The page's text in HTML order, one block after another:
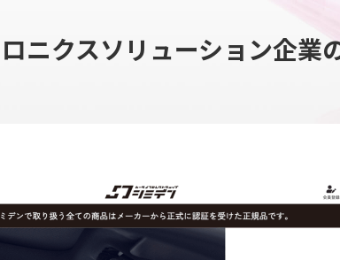
ニクスソリューション企業